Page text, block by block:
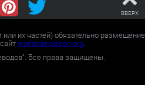
ВВЕРХ
их частей) обязательно размещение
worldtranslation.org.
Все права защищены.